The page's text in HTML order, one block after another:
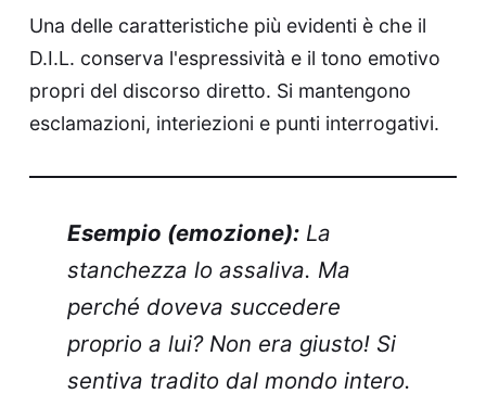
Una delle caratteristiche più evidenti è che il
D.I.L. conserva l'espressività e il tono emotivo
propri del discorso diretto. Si mantengono
esclamazioni, interiezioni e punti interrogativi.
Esempio (emozione): La
stanchezza lo assaliva. Ma
perché doveva succedere
proprio a lui? Non era giusto! Si
sentiva tradito dal mondo intero.